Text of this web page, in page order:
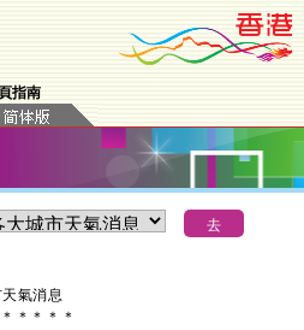
指南
氣消息
＊ ＊ ＊ ＊ ＊